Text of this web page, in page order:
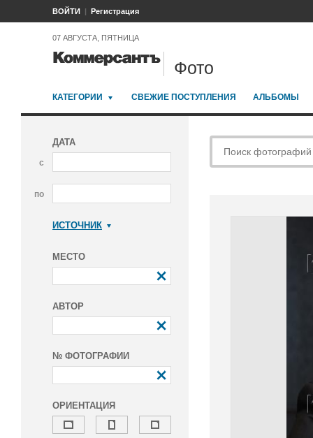
ВОЙТИ Регистрация
07 АВГУСТА, ПЯТНИЦА
Фото
КАТЕГОРИИ СВЕЖИЕ ПОСТУПЛЕНИЯ АЛЬБОМЫ
ДАТА
с
по
ИСТОЧНИК
МЕСТО
АВТОР
№ ФОТОГРАФИИ
ОРИЕНТАЦИЯ